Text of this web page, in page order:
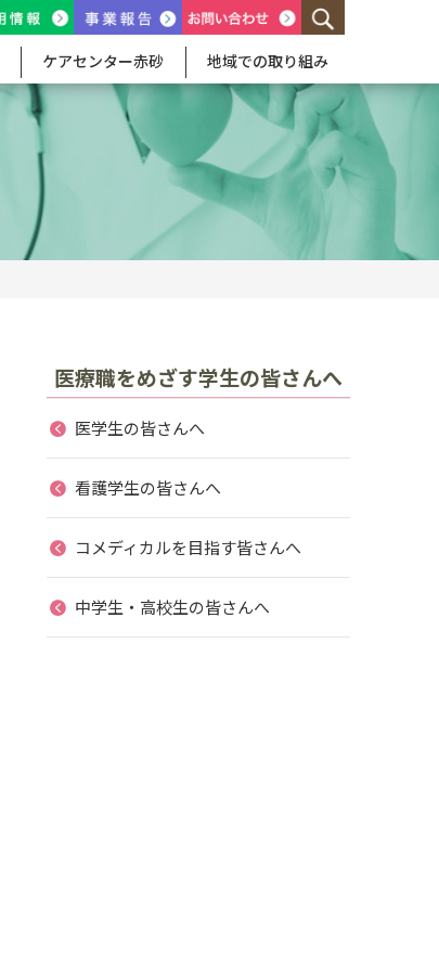
ケアセンター赤砂 地域での取り組み
医療職をめざす学生の皆さんへ
医学生の皆さんへ
看護学生の皆さんへ
コメディカルを目指す皆さんへ
中学生・高校生の皆さんへ